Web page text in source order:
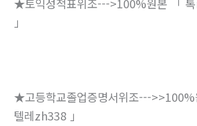
★토익성적표위조--->100%원본 「
」
★고등학교졸업증명서위조---
텔레zh338 」